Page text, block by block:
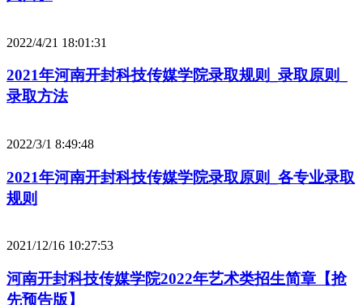
2022/4/21 18:01:31
2021年河南开封科技传媒学院录取规则_录取原则_
录取方法
2022/3/1 8:49:48
2021年河南开封科技传媒学院录取原则_各专业录取
规则
2021/12/16 10:27:53
河南开封科技传媒学院2022年艺术类招生简章【抢
先预告版】